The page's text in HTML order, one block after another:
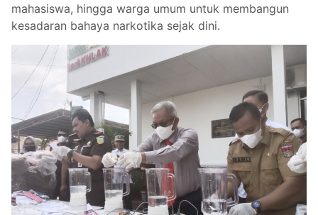
mahasiswa, hingga warga umum untuk membangun
kesadaran bahaya narkotika sejak dini.